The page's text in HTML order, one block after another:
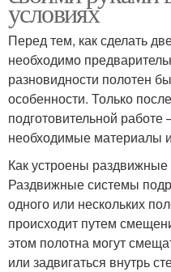
условиях
Перед тем, как сделать
необходимо
разновидности полотен
особенности. Только
подготовительной работе
необходимые материалы
Как устроены
Раздвижные системы
одного или нескольких
происходит путем
этом полотна могут
или задвигаться внутрь